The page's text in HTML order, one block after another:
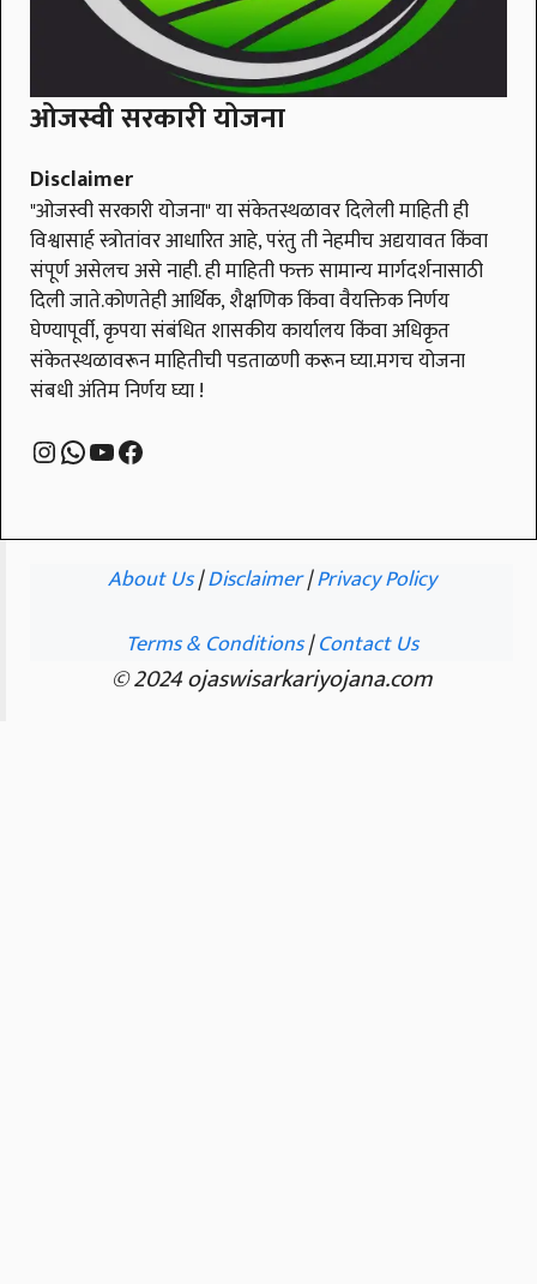
ओजस्वी सरकारी योजना
Disclaimer
"ओजस्वी सरकारी योजना" या संकेतस्थळावर दिलेली माहिती ही
विश्वासार्ह स्त्रोतांवर आधारित आहे, परंतु ती नेहमीच अद्ययावत किंवा
संपूर्ण असेलच असे नाही. ही माहिती फक्त सामान्य मार्गदर्शनासाठी
दिली जाते.कोणतेही आर्थिक, शैक्षणिक किंवा वैयक्तिक निर्णय
घेण्यापूर्वी, कृपया संबंधित शासकीय कार्यालय किंवा अधिकृत
संकेतस्थळावरून माहितीची पडताळणी करून घ्या.मगच योजना
संबधी अंतिम निर्णय घ्या !
Instagram
WhatsApp
YouTube
Facebook
About Us|Disclaimer|Privacy Policy
Terms & Conditions|Contact Us
© 2024 ojaswisarkariyojana.com